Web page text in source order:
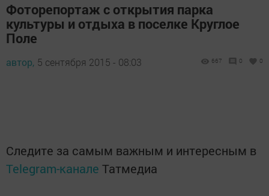
Фоторепортаж с открытия парка
культуры и отдыха в поселке Круглое
Поле
автор, 5 сентября 2015 - 08:03 667 0 0
Следите за самым важным и интересным в
Telegram-канале Татмедиа